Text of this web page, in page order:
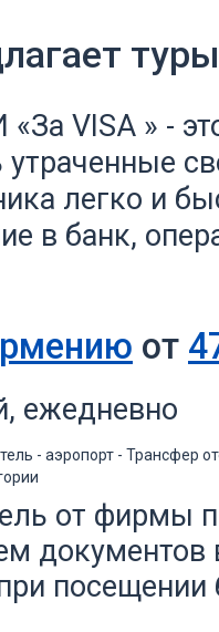
VISA » -
утраченные
легко и
в банк,
от
ежедневно
- аэропорт - Трансфер
от фирмы
документов